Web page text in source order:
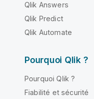
Qlik Answers
Qlik Predict
Qlik Automate
Pourquoi Qlik ?
Pourquoi Qlik ?
Fiabilité et sécurité